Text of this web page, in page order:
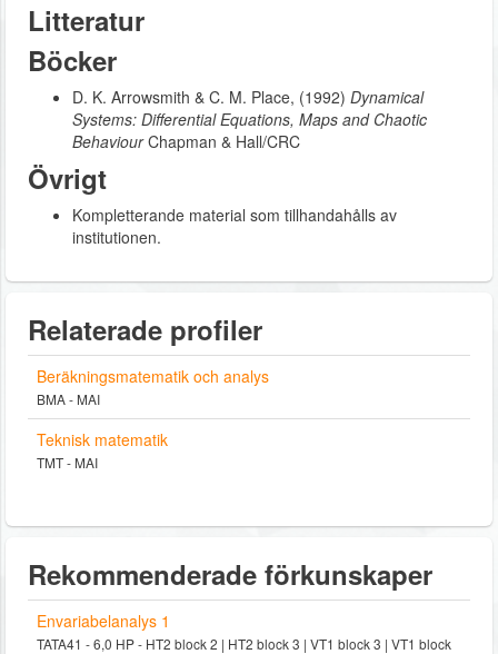
Litteratur
Böcker
D. K. Arrowsmith & C. M. Place, (1992) Dynamical
Systems: Differential Equations, Maps and Chaotic
BehaviourChapman & Hall/CRC
Övrigt
Kompletterande material som tillhandahålls av
institutionen.
Relaterade profiler
Beräkningsmatematik och analys
BMA - MAI
Teknisk matematik
TMT - MAI
Rekommenderade förkunskaper
Envariabelanalys 1
TATA41 - 6,0 HP - HT2 block 2 | HT2 block 3 | VT1 block 3 | VT1 block